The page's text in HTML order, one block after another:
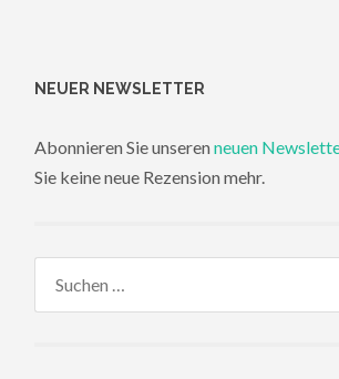
NEUER NEWSLETTER
Abonnieren Sie unserenneuen
Sie keine neue Rezension mehr.